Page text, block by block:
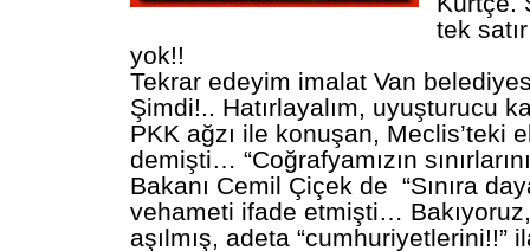
tek
yok!!
Tekrar edeyim imalat Van
Şimdi!.. Hatırlayalım, uyuşturucu
PKK ağzı ile konuşan, Meclis’teki
demişti… “Coğrafyamızın
Bakanı Cemil Çiçek de “Sınıra
vehameti ifade etmişti… Bakıyoruz,
aşılmış, adeta